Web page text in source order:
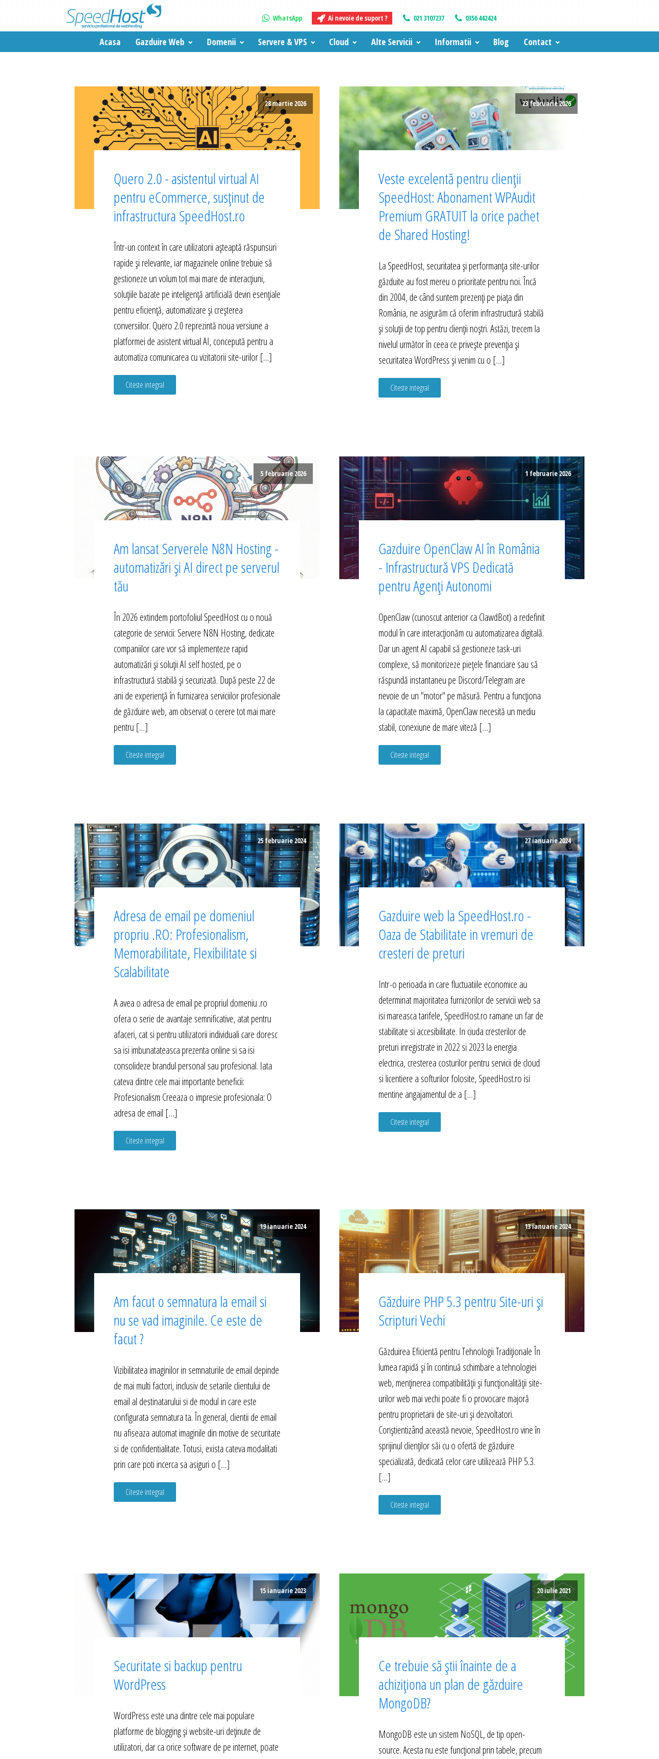
WhatsApp Ai nevoie de suport ? 021 3107237 0356 442424
Acasa Gazduire Web Domenii Servere & VPS Cloud Alte Servicii Informatii Blog Contact
28 martie 2026
Quero 2.0 - asistentul virtual AI
pentru eCommerce, susținut de
infrastructura SpeedHost.ro
Într-un context în care utilizatorii așteaptă răspunsuri
rapide și relevante, iar magazinele online trebuie să
gestioneze un volum tot mai mare de interacțiuni,
soluțiile bazate pe inteligență artificială devin esențiale
pentru eficiență, automatizare și creșterea
conversiilor. Quero 2.0 reprezintă noua versiune a
platformei de asistent virtual AI, concepută pentru a
automatiza comunicarea cu vizitatorii site-urilor […]
Citeste integral
23 februarie 2026
Veste excelentă pentru clienții
SpeedHost: Abonament WPAudit
Premium GRATUIT la orice pachet
de Shared Hosting!
La SpeedHost, securitatea și performanța site-urilor
găzduite au fost mereu o prioritate pentru noi. Încă
din 2004, de când suntem prezenți pe piața din
România, ne asigurăm că oferim infrastructură stabilă
și soluții de top pentru clienții noștri. Astăzi, trecem la
nivelul următor în ceea ce privește prevenția și
securitatea WordPress și venim cu o […]
Citeste integral
5 februarie 2026
Am lansat Serverele N8N Hosting -
automatizări și AI direct pe serverul
tău
În 2026 extindem portofoliul SpeedHost cu o nouă
categorie de servicii: Servere N8N Hosting, dedicate
companiilor care vor să implementeze rapid
automatizări și soluții AI self hosted, pe o
infrastructură stabilă și securizată. După peste 22 de
ani de experiență în furnizarea serviciilor profesionale
de găzduire web, am observat o cerere tot mai mare
pentru […]
Citeste integral
1 februarie 2026
Gazduire OpenClaw AI în România
- Infrastructură VPS Dedicată
pentru Agenți Autonomi
OpenClaw (cunoscut anterior ca ClawdBot) a redefinit
modul în care interacționăm cu automatizarea digitală.
Dar un agent AI capabil să gestioneze task-uri
complexe, să monitorizeze piețele financiare sau să
răspundă instantaneu pe Discord/Telegram are
nevoie de un "motor" pe măsură. Pentru a funcționa
la capacitate maximă, OpenClaw necesită un mediu
stabil, conexiune de mare viteză […]
Citeste integral
25 februarie 2024
Adresa de email pe domeniul
propriu .RO: Profesionalism,
Memorabilitate, Flexibilitate si
Scalabilitate
A avea o adresa de email pe propriul domeniu .ro
ofera o serie de avantaje semnificative, atat pentru
afaceri, cat si pentru utilizatorii individuali care doresc
sa isi imbunatateasca prezenta online si sa isi
consolideze brandul personal sau profesional. Iata
cateva dintre cele mai importante beneficii:
Profesionalism Creeaza o impresie profesionala: O
adresa de email […]
Citeste integral
27 ianuarie 2024
Gazduire web la SpeedHost.ro -
Oaza de Stabilitate in vremuri de
cresteri de preturi
Intr-o perioada in care fluctuatiile economice au
determinat majoritatea furnizorilor de servicii web sa
isi mareasca tarifele, SpeedHost.ro ramane un far de
stabilitate si accesibilitate. In ciuda cresterilor de
preturi inregistrate in 2022 si 2023 la energia
electrica, cresterea costurilor pentru servicii de cloud
si licentiere a softurilor folosite, SpeedHost.ro isi
mentine angajamentul de a […]
Citeste integral
19 ianuarie 2024
Am facut o semnatura la email si
nu se vad imaginile. Ce este de
facut ?
Vizibilitatea imaginilor in semnaturile de email depinde
de mai multi factori, inclusiv de setarile clientului de
email al destinatarului si de modul in care este
configurata semnatura ta. În general, clientii de email
nu afiseaza automat imaginile din motive de securitate
si de confidentialitate. Totusi, exista cateva modalitati
prin care poti incerca sa asiguri o […]
Citeste integral
13 ianuarie 2024
Găzduire PHP 5.3 pentru Site-uri și
Scripturi Vechi
Găzduirea Eficientă pentru Tehnologii Tradiționale În
lumea rapidă și în continuă schimbare a tehnologiei
web, menținerea compatibilității și funcționalității site-
urilor web mai vechi poate fi o provocare majoră
pentru proprietarii de site-uri și dezvoltatori.
Conștientizând această nevoie, SpeedHost.ro vine în
sprijinul clienților săi cu o ofertă de găzduire
specializată, dedicată celor care utilizează PHP 5.3.
[…]
Citeste integral
15 ianuarie 2023
Securitate si backup pentru
WordPress
WordPress este una dintre cele mai populare
platforme de blogging și website-uri deținute de
utilizatori, dar ca orice software de pe internet, poate
20 iulie 2021
Ce trebuie să știi înainte de a
achiziționa un plan de găzduire
MongoDB?
MongoDB este un sistem NoSQL, de tip open-
source. Acesta nu este funcțional prin tabele, precum